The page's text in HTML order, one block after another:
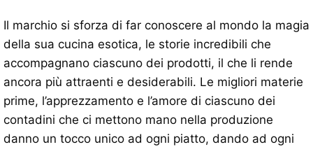
Il marchio si sforza di far conoscere al mondo la magia
della sua cucina esotica, le storie incredibili che
accompagnano ciascuno dei prodotti, il che li rende
ancora più attraenti e desiderabili. Le migliori materie
prime, l’apprezzamento e l’amore di ciascuno dei
contadini che ci mettono mano nella produzione
danno un tocco unico ad ogni piatto, dando ad ogni